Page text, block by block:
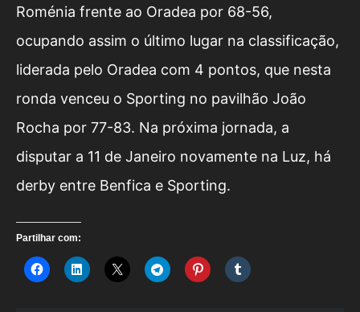
Roménia frente ao Oradea por 68-56,
ocupando assim o último lugar na classificação,
liderada pelo Oradea com 4 pontos, que nesta
ronda venceu o Sporting no pavilhão João
Rocha por 77-83. Na próxima jornada, a
disputar a 11 de Janeiro novamente na Luz, há
derby entre Benfica e Sporting.
Partilhar com: